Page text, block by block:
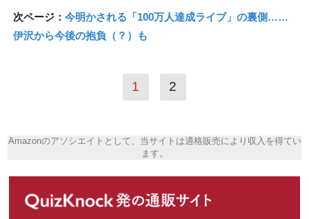
次ページ： 今明かされる「100万人達成ライブ」の裏側……
伊沢から今後の抱負（？）も
1 2
Amazonのアソシエイトとして、当サイトは適格販売により収入を得てい
ます。